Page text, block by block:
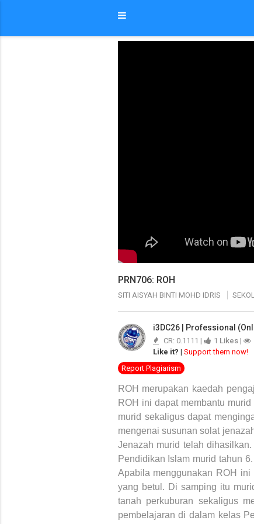
PRN706: ROH
SITI AISYAH BINTI MOHD IDRIS
i3DC26 | Professional
CR: 0.1111 | 1 Likes|
Like it? | Support them now!
Report Plagiarism
ROH merupakan kaedah
ROH ini dapat membantu
murid sekaligus dapat
mengenai susunan solat
Jenazah murid telah
Pendidikan Islam murid tahun
Apabila menggunakan ROH
yang betul. Di samping itu
tanah perkuburan sekaligus
pembelajaran di dalam kelas